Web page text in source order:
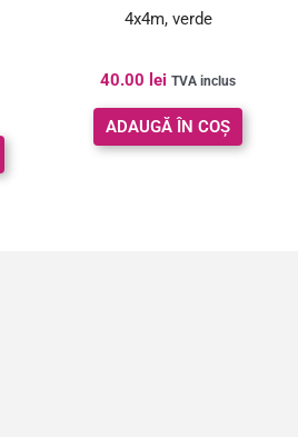
4x4m, verde
40.00 lei TVA inclus
ADAUGĂ ÎN COȘ